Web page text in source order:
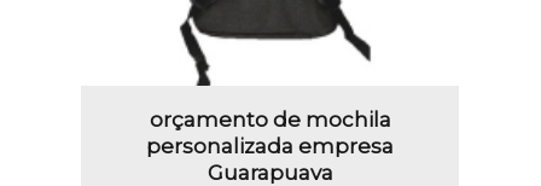
orçamento de mochila
personalizada empresa
Guarapuava